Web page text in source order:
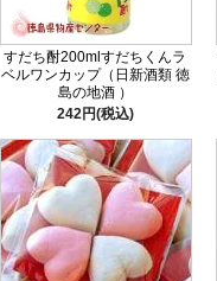
すだち酎200mlすだちくんラ
ベルワンカップ（日新酒類 徳
島の地酒 ）
242円(税込)